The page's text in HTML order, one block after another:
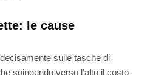
le cause
sulle tasche di
spingendo verso l’alto il costo